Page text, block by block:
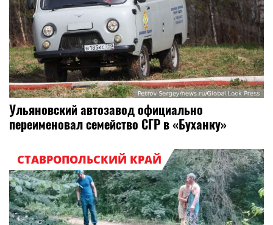
Ульяновский автозавод официально
переименовал семейство СГР в «Буханку»
СТАВРОПОЛЬСКИЙ КРАЙ